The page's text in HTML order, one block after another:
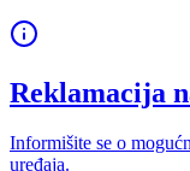
Reklamacija
Informišite se o
uređaja.